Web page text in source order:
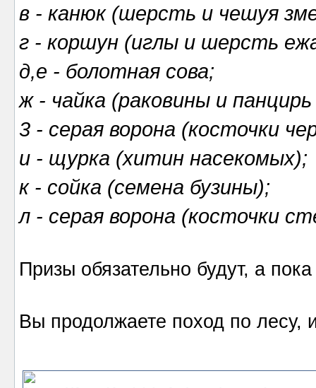
в - канюк (шерсть и чешуя
г - коршун (иглы и шерсть
д,е - болотная сова;
ж - чайка (раковины и
3 - серая ворона (косточки
и - щурка (хитин насекомых);
к - сойка (семена бузины);
л - серая ворона (косточки
Призы обязательно будут, а
Вы продолжаете поход по лесу,